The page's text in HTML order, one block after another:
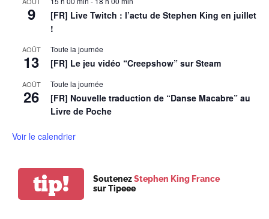
9
[FR] Live Twitch : l’actu de Stephen King en juillet
!
AOÛT
13
Toute la journée
[FR] Le jeu vidéo “Creepshow” sur Steam
AOÛT
26
Toute la journée
[FR] Nouvelle traduction de “Danse Macabre” au
Livre de Poche
Voir le calendrier
tip! SoutenezStephen King France
sur Tipeee